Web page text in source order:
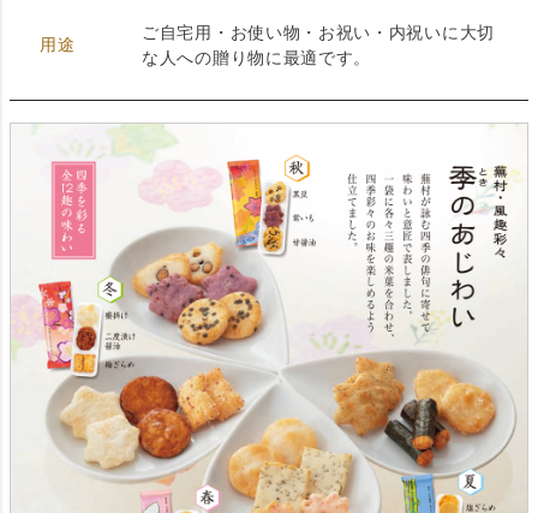
用途
ご自宅用・お使い物・お祝い・内祝いに大切
な人への贈り物に最適です。